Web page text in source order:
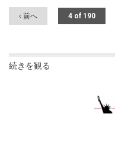
‹ 前へ 4 of 190
続きを観る